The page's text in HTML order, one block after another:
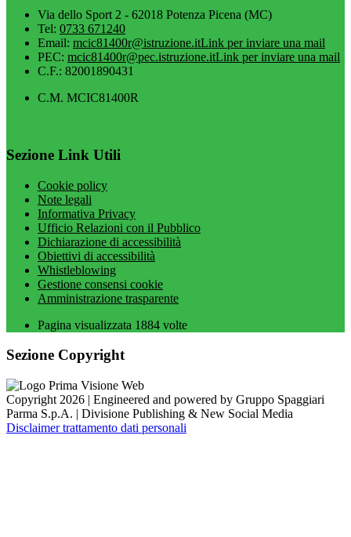
Via dello Sport 2 - 62018 Potenza Picena (MC)
Tel: 0733 671240
Email: mcic81400r@istruzione.itLink per inviare una mail
PEC: mcic81400r@pec.istruzione.itLink per inviare una mail
C.F.: 82001890431
C.M. MCIC81400R
Sezione Link Utili
Cookie policy
Note legali
Informativa Privacy
Ufficio Relazioni con il Pubblico
Dichiarazione di accessibilità
Obiettivi di accessibilità
Whistleblowing
Gestione consensi cookie
Amministrazione trasparente
Pagina visualizzata 1884 volte
Sezione Copyright
Copyright 2026 | Engineered and powered by Gruppo Spaggiari
Parma S.p.A. | Divisione Publishing & New Social Media
Disclaimer trattamento dati personali